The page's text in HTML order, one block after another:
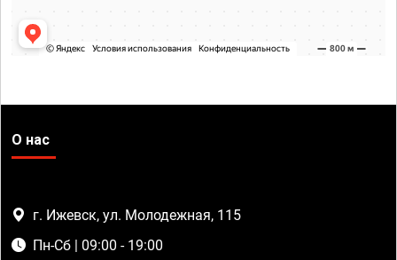
О нас
г. Ижевск, ул. Молодежная, 115
Пн-Сб | 09:00 - 19:00